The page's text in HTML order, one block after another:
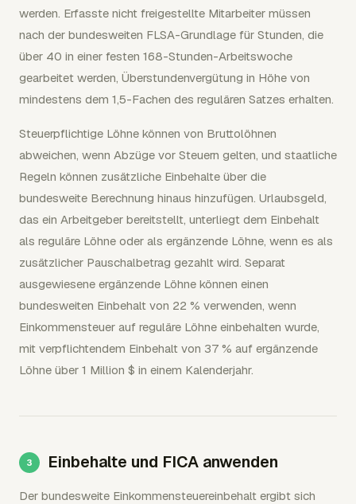
werden. Erfasste nicht freigestellte Mitarbeiter müssen
nach der bundesweiten FLSA-Grundlage für Stunden, die
über 40 in einer festen 168-Stunden-Arbeitswoche
gearbeitet werden, Überstundenvergütung in Höhe von
mindestens dem 1,5-Fachen des regulären Satzes erhalten.
Steuerpflichtige Löhne können von Bruttolöhnen
abweichen, wenn Abzüge vor Steuern gelten, und staatliche
Regeln können zusätzliche Einbehalte über die
bundesweite Berechnung hinaus hinzufügen. Urlaubsgeld,
das ein Arbeitgeber bereitstellt, unterliegt dem Einbehalt
als reguläre Löhne oder als ergänzende Löhne, wenn es als
zusätzlicher Pauschalbetrag gezahlt wird. Separat
ausgewiesene ergänzende Löhne können einen
bundesweiten Einbehalt von 22 % verwenden, wenn
Einkommensteuer auf reguläre Löhne einbehalten wurde,
mit verpflichtendem Einbehalt von 37 % auf ergänzende
Löhne über 1 Million $ in einem Kalenderjahr.
Einbehalte und FICA anwenden
Der bundesweite Einkommensteuereinbehalt ergibt sich